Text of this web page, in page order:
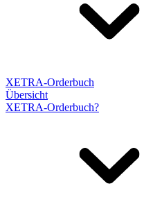
XETRA-Orderbuch
Übersicht
XETRA-Orderbuch?